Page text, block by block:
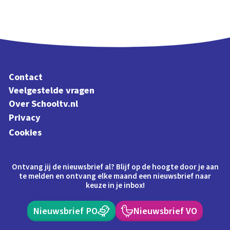
Contact
Veelgestelde vragen
Over Schooltv.nl
Privacy
Cookies
Ontvang jij de nieuwsbrief al? Blijf op de hoogte door je aan
te melden en ontvang elke maand een nieuwsbrief naar
keuze in je inbox!
Nieuwsbrief PO Nieuwsbrief VO